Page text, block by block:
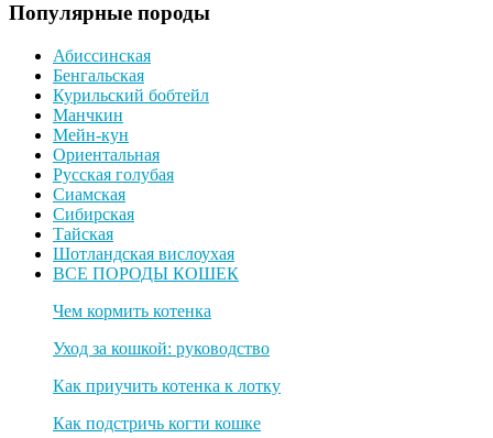
Популярные породы
Абиссинская
Бенгальская
Курильский бобтейл
Манчкин
Мейн-кун
Ориентальная
Русская голубая
Сиамская
Сибирская
Тайская
Шотландская вислоухая
ВСЕ ПОРОДЫ КОШЕК
Чем кормить котенка
Уход за кошкой: руководство
Как приучить котенка к лотку
Как подстричь когти кошке